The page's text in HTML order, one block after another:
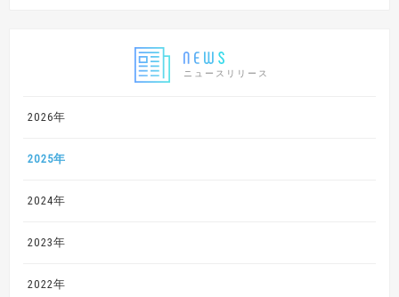
ニュースリリース
2026年
2025年
2024年
2023年
2022年